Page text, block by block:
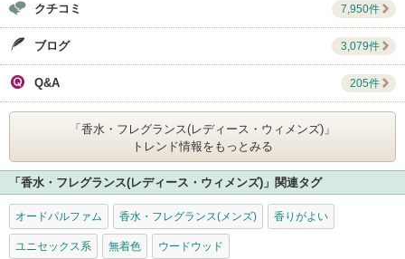
クチコミ 7,950件
ブログ 3,079件
Q&A 205件
「香水・フレグランス(レディース・ウィメンズ)」
トレンド情報をもっとみる
「香水・フレグランス(レディース・ウィメンズ)」関連タグ
オードパルファム 香水・フレグランス(メンズ) 香りがよい
ユニセックス系 無着色 ウードウッド